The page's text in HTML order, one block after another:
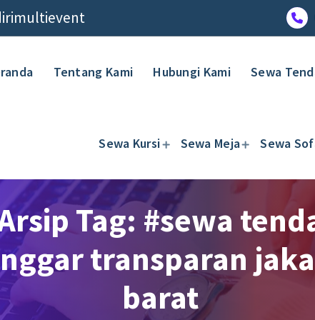
Tentang Kami Hubungi Kami Sewa
Sewa Kursi Sewa Meja Sewa
Tag: #sewa
transparan
barat